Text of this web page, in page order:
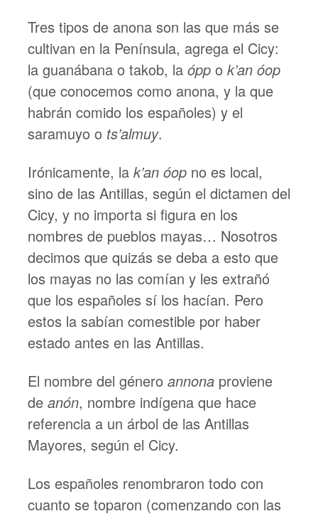
Tres tipos de anona son las que más se
cultivan en la Península, agrega el Cicy:
la guanábana o takob, la ópp o k’an óop
(que conocemos como anona, y la que
habrán comido los españoles) y el
saramuyo o ts’almuy.
Irónicamente, la k’an óop no es local,
sino de las Antillas, según el dictamen del
Cicy, y no importa si figura en los
nombres de pueblos mayas… Nosotros
decimos que quizás se deba a esto que
los mayas no las comían y les extrañó
que los españoles sí los hacían. Pero
estos la sabían comestible por haber
estado antes en las Antillas.
El nombre del género annona proviene
de anón, nombre indígena que hace
referencia a un árbol de las Antillas
Mayores, según el Cicy.
Los españoles renombraron todo con
cuanto se toparon (comenzando con las